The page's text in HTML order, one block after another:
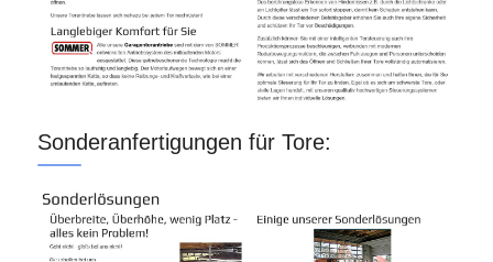
Sonderanfertigungen für Tore: